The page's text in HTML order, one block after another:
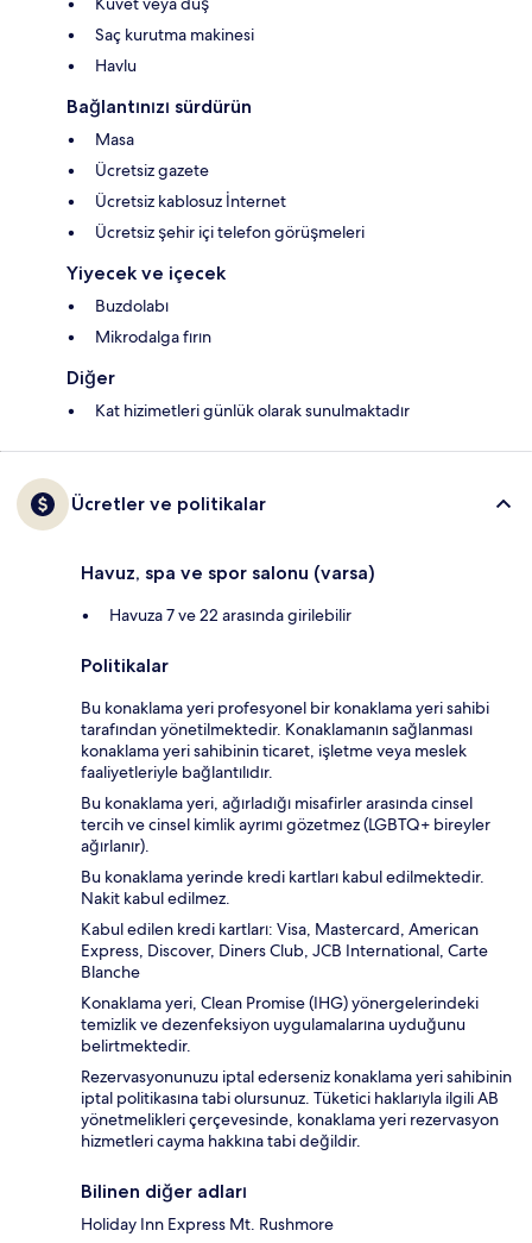
Saç kurutma makinesi
Havlu
Bağlantınızı sürdürün
Masa
Ücretsiz gazete
Ücretsiz kablosuz İnternet
Ücretsiz şehir içi telefon görüşmeleri
Yiyecek ve içecek
Buzdolabı
Mikrodalga fırın
Diğer
Kat hizimetleri günlük olarak sunulmaktadır
Ücretler ve politikalar
Havuz, spa ve spor salonu (varsa)
Havuza 7 ve 22 arasında girilebilir
Politikalar
Bu konaklama yeri profesyonel bir konaklama yeri sahibi
tarafından yönetilmektedir. Konaklamanın sağlanması
konaklama yeri sahibinin ticaret, işletme veya meslek
faaliyetleriyle bağlantılıdır.
Bu konaklama yeri, ağırladığı misafirler arasında cinsel
tercih ve cinsel kimlik ayrımı gözetmez (LGBTQ+ bireyler
ağırlanır).
Bu konaklama yerinde kredi kartları kabul edilmektedir.
Nakit kabul edilmez.
Kabul edilen kredi kartları: Visa, Mastercard, American
Express, Discover, Diners Club, JCB International, Carte
Blanche
Konaklama yeri, Clean Promise (IHG) yönergelerindeki
temizlik ve dezenfeksiyon uygulamalarına uyduğunu
belirtmektedir.
Rezervasyonunuzu iptal ederseniz konaklama yeri sahibinin
iptal politikasına tabi olursunuz. Tüketici haklarıyla ilgili AB
yönetmelikleri çerçevesinde, konaklama yeri rezervasyon
hizmetleri cayma hakkına tabi değildir.
Bilinen diğer adları
Holiday Inn Express Mt. Rushmore